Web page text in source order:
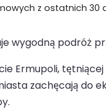
z ostatnich 30
wygodną podróż
Ermupoli,
zachęcają do